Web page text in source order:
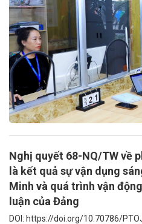
Nghị quyết 68-NQ/TW về
là kết quả sự vận dụng
Minh và quá trình vận
luận của Đảng
DOI: https://doi.org/10.70786/